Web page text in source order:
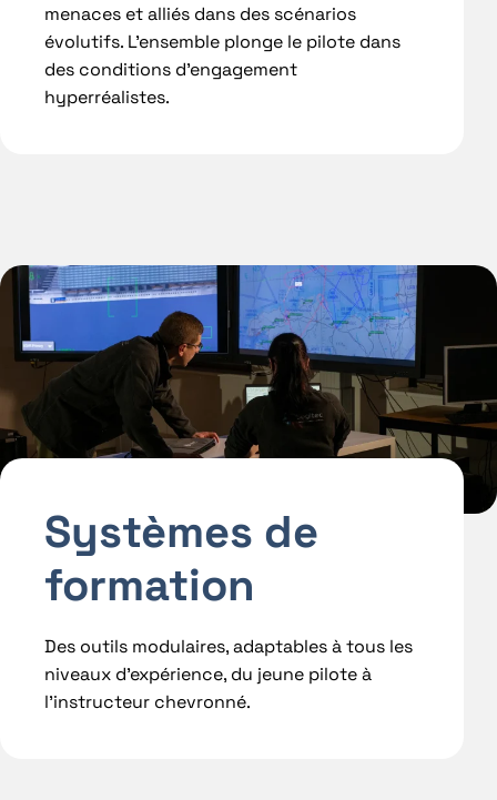
menaces et alliés dans des scénarios
évolutifs. L’ensemble plonge le pilote dans
des conditions d’engagement
hyperréalistes.
Systèmes de
formation
Des outils modulaires, adaptables à tous les
niveaux d’expérience, du jeune pilote à
l’instructeur chevronné.